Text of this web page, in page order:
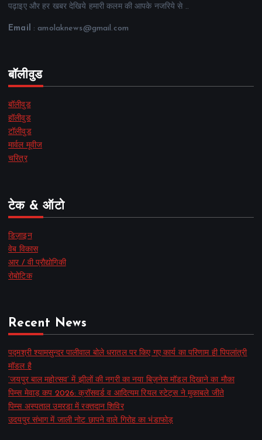
पढ़ाइए और हर खबर देखिये हमारी कलम की आपके नजरिये से ..
Email : amolaknews@gmail.com
बॉलीवुड
बॉलीवुड
हॉलीवुड
टॉलीवुड
मार्वल मूवीज
चरित्र
टेक & ऑटो
डिज़ाइन
वेब विकास
आर / वी प्रौद्योगिकी
रोबोटिक
Recent News
पद्मश्री श्यामसुन्दर पालीवाल बोले धरातल पर किए गए कार्य का परिणाम ही पिपलांत्री
मॉडल है
‘जयपुर बाल महोत्सव’ में झीलों की नगरी का नया बिज़नेस मॉडल दिखाने का मौका
पिम्स मेवाड़ कप 2026: क्रॉसवर्ड व आदित्यम रियल स्टेट्स ने मुकाबले जीते
पिम्स अस्पताल उमरडा में रक्तदान शिविर
उदयपुर संभाग में जाली नोट छापने वाले गिरोह का भंडाफोड़